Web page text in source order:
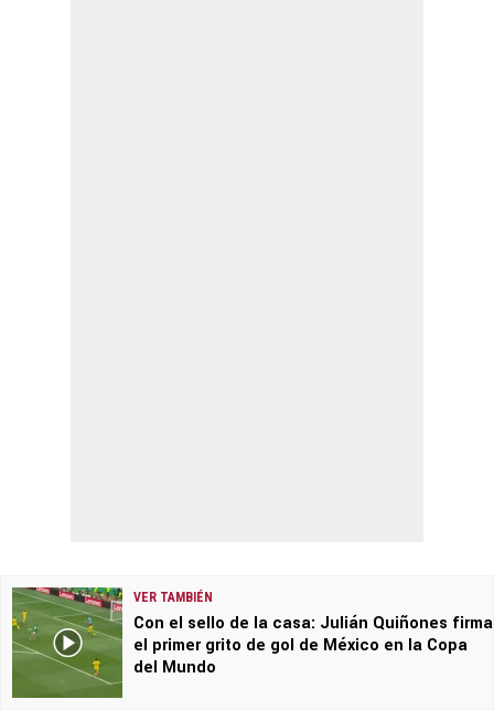
VER TAMBIÉN
Con el sello de la casa: Julián Quiñones firma
el primer grito de gol de México en la Copa
del Mundo